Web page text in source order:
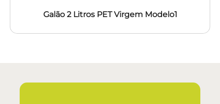
Galão 2 Litros PET Virgem Modelo1